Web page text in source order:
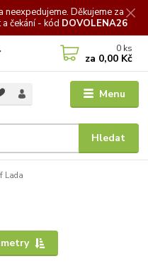
neexpedujeme. Děkujeme za
čekání - kód DOVOLENA26
Menu
Hledat
0 ks
za 0,00 Kč
Lada